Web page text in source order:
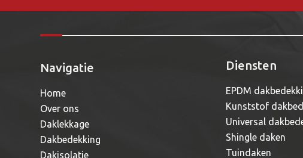
Navigatie
Home
Over ons
Daklekkage
Dakbedekking
Dakisolatie
Diensten
EPDM
Kunststof
Universal
Shingle daken
Tuindaken